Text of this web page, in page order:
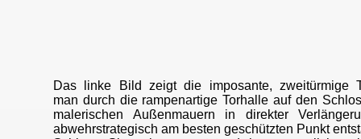
Das linke Bild zeigt die imposante, zweitürmige
man durch die rampenartige Torhalle auf den
malerischen Außenmauern in direkter
abwehrstrategisch am besten geschützten Punkt